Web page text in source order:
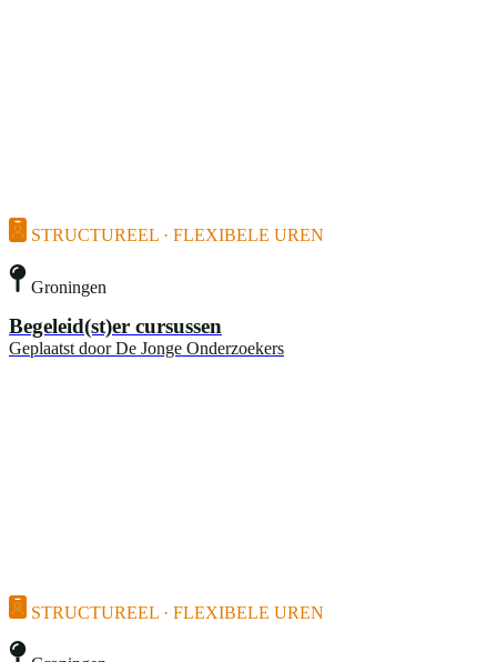
STRUCTUREEL · FLEXIBELE UREN
Groningen
Begeleid(st)er cursussen
Geplaatst door De Jonge Onderzoekers
STRUCTUREEL · FLEXIBELE UREN